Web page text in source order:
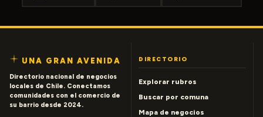
UNA GRAN AVENIDA
Directorio nacional de negocios
locales de Chile. Conectamos
comunidades con el comercio de
su barrio desde 2024.
DIRECTORIO
Explorar rubros
Buscar por comuna
Mapa de negocios